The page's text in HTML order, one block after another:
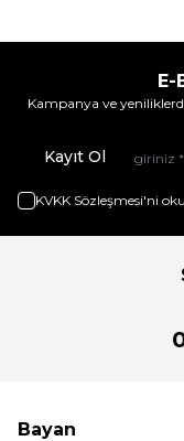
E-
Kampanya ve
Kayıt Ol
KVKK Sözleşmesi'ni
Bayan